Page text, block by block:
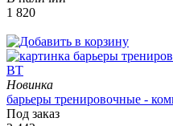
1 820
Новинка
барьеры тренировочные -
Под заказ